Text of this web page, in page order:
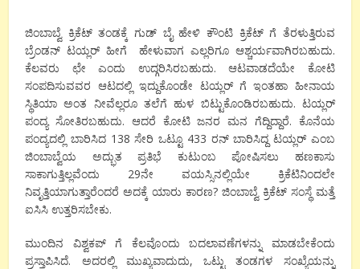
ಜಿಂಬಾಬ್ವೆ ಕ್ರಿಕೆಟ್ ತಂಡಕ್ಕೆ ಗುಡ್ ಬೈ ಹೇಳಿ ಕೌಂಟಿ ಕ್ರಿಕೆಟ್ ಗೆ ತೆರಳುತ್ತಿರುವ
ಬ್ರೆಂಡನ್ ಟಯ್ಲರ್ ಹೀಗೆ ಹೇಳುವಾಗ ಎಲ್ಲರಿಗೂ ಆಶ್ಚರ್ಯವಾಗಿರಬಹುದು.
ಕೆಲವರು ಛೇ ಎಂದು ಉದ್ಗರಿಸಿರಬಹುದು. ಆಟವಾಡದೆಯೇ ಕೋಟಿ
ಸಂಪದಿಸುವವರ ಆಟದಲ್ಲಿ ಇದ್ದುಕೊಂಡೇ ಟಯ್ಲರ್ ಗೆ ಇಂತಹಾ ಹೀನಾಯ
ಸ್ಥಿತಿಯಾ ಅಂತ ನೀವೆಲ್ಲರೂ ತಲೆಗೆ ಹುಳ ಬಿಟ್ಟುಕೊಂಡಿರಬಹುದು. ಟಯ್ಲರ್
ಪಂದ್ಯ ಸೋತಿರಬಹುದು. ಆದರೆ ಕೋಟಿ ಜನರ ಮನ ಗೆದ್ದಿದ್ದಾರೆ. ಕೊನೆಯ
ಪಂದ್ಯದಲ್ಲಿ ಬಾರಿಸಿದ 138 ಸೇರಿ ಒಟ್ಟೂ 433 ರನ್ ಬಾರಿಸಿದ್ದ ಟಯ್ಲರ್ ಎಂಬ
ಜಿಂಬಾಬ್ವೆಯ ಅದ್ಭುತ ಪ್ರತಿಭೆ ಕುಟುಂಬ ಪೋಷಿಸಲು ಹಣಕಾಸು
ಸಾಕಾಗುತ್ತಿಲ್ಲವೆಂದು 29ನೇ ವಯಸ್ಸಿನಲ್ಲಿಯೇ ಕ್ರಿಕೆಟಿನಿಂದಲೇ
ನಿವೃತ್ತಿಯಾಗುತ್ತಾರೆಂದರೆ ಅದಕ್ಕೆ ಯಾರು ಕಾರಣ? ಜಿಂಬಾಬ್ವೆ ಕ್ರಿಕೆಟ್ ಸಂಸ್ಥೆ ಮತ್ತೆ
ಐಸಿಸಿ ಉತ್ತರಿಸಬೇಕು.
ಮುಂದಿನ ವಿಶ್ವಕಪ್ ಗೆ ಕೆಲವೊಂದು ಬದಲಾವಣೆಗಳನ್ನು ಮಾಡಬೇಕೆಂದು
ಪ್ರಸ್ತಾಪಿಸಿದೆ. ಅದರಲ್ಲಿ ಮುಖ್ಯವಾದುದು, ಒಟ್ಟು ತಂಡಗಳ ಸಂಖ್ಯೆಯನ್ನು